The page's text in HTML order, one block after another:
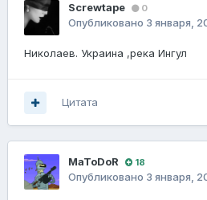
Screwtape 0
Опубликовано 3 января,
Николаев. Украина ,река Ингул
Цитата
MaToDoR 18
Опубликовано 3 января,